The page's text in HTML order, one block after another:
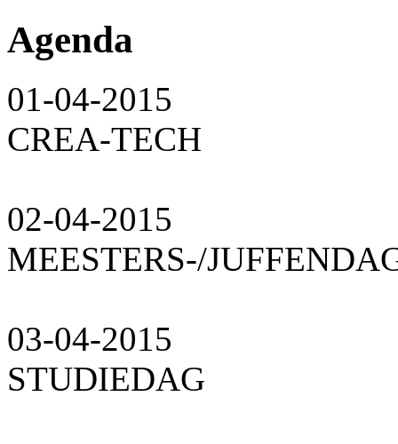
Agenda
01-04-2015
CREA-TECH
02-04-2015
MEESTERS-/
03-04-2015
STUDIEDAG